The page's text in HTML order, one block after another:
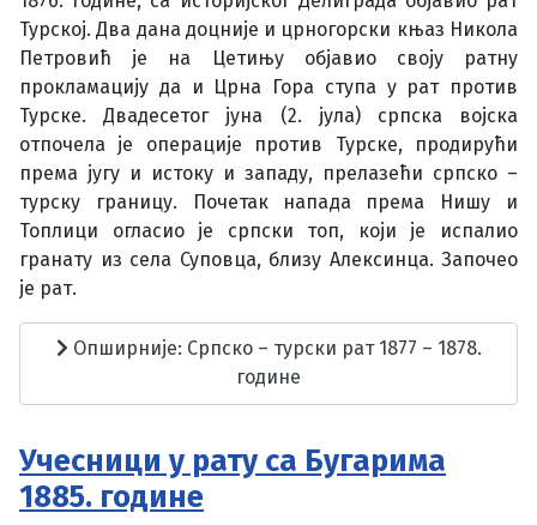
Турској. Два дана доцније и црногорски књаз Никола
Петровић је на Цетињу објавио своју ратну
прокламацију да и Црна Гора ступа у рат против
Турске. Двадесетог јуна (2. јула) српска војска
отпочела је операције против Турске, продирући
према југу и истоку и западу, прелазећи српско –
турску границу. Почетак напада према Нишу и
Топлици огласио је српски топ, који је испалио
гранату из села Суповца, близу Алексинца. Започео
је рат.
Опширније: Српско – турски рат 1877 – 1878.
године
Учесници у рату са Бугарима
1885. године